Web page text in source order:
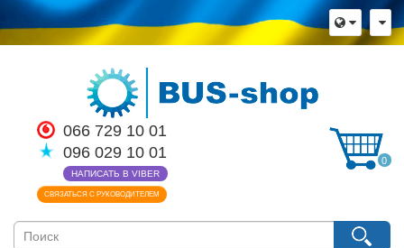
066 729 10 01
096 029 10 01
НАПИСАТЬ В VIBER
СВЯЗАТЬСЯ С РУКОВОДИТЕЛЕМ
0